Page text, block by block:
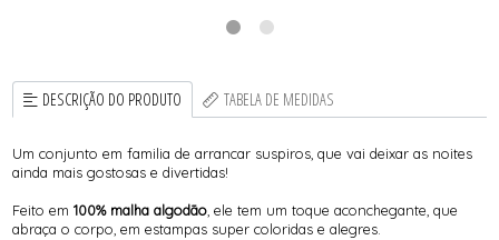
DESCRIÇÃO DO PRODUTO TABELA DE MEDIDAS
Um conjunto em familia de arrancar suspiros, que vai deixar as noites
ainda mais gostosas e divertidas!
Feito em100% malha algodão, ele tem um toque aconchegante, que
abraça o corpo, em estampas super coloridas e alegres.